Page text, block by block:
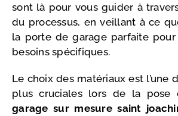
sont là pour vous guider à
du processus, en veillant à ce
la porte de garage parfaite
besoins spécifiques.
Le choix des matériaux est l’une
plus cruciales lors de la pose
garage sur mesure saint